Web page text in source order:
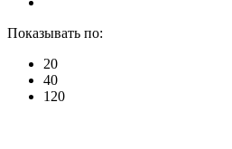
Показывать по:
20
40
120